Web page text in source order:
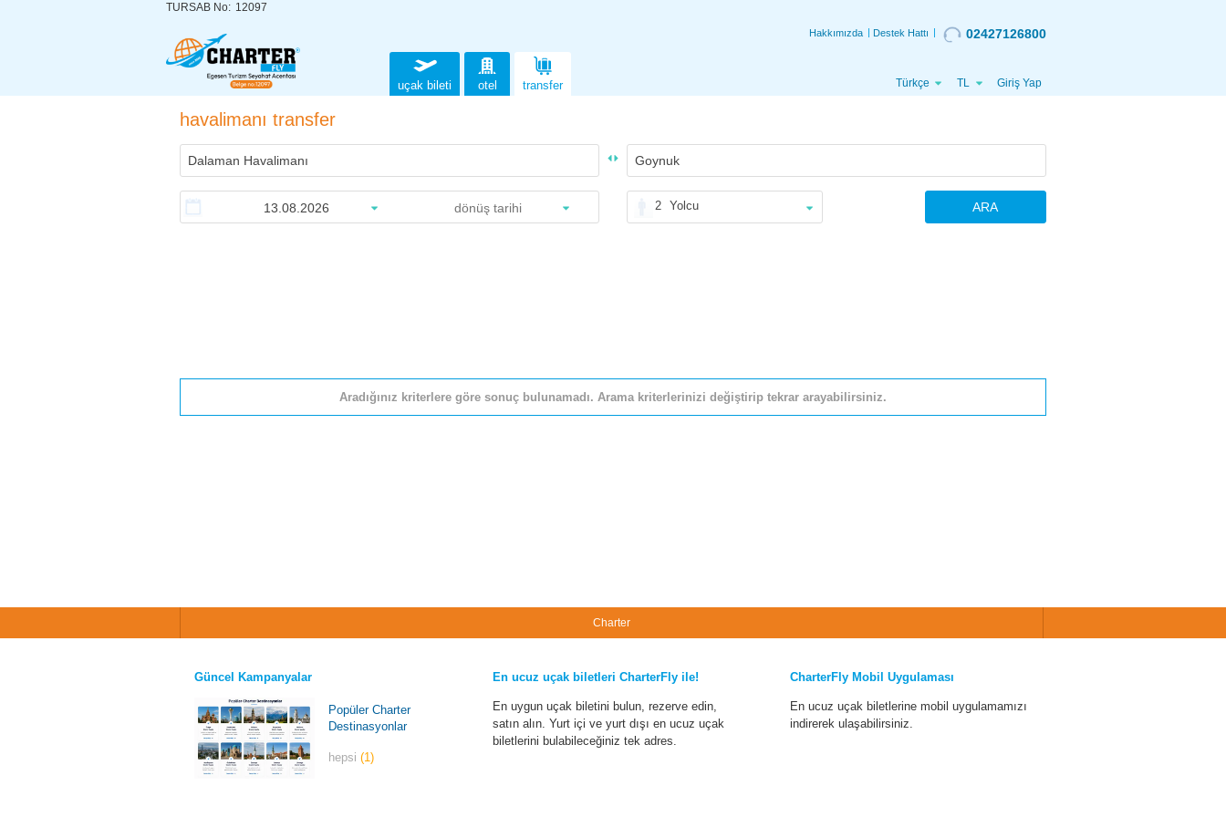
TURSAB No: 12097
Hakkımızda Destek Hattı 02427126800
uçak bileti otel transfer Türkçe TL Giriş Yap
havalimanı transfer
2 Yolcu ARA
Aradığınız kriterlere göre sonuç bulunamadı. Arama kriterlerinizi değiştirip tekrar arayabilirsiniz.
Charter
Güncel Kampanyalar
Popüler Charter
Destinasyonlar
hepsi(1)
En ucuz uçak biletleri CharterFly ile!
En uygun uçak biletini bulun, rezerve edin,
satın alın. Yurt içi ve yurt dışı en ucuz uçak
biletlerini bulabileceğiniz tek adres.
CharterFly Mobil Uygulaması
En ucuz uçak biletlerine mobil uygulamamızı
indirerek ulaşabilirsiniz.